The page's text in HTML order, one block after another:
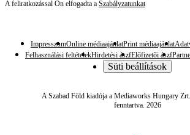
A feliratkozással Ön elfogadta a Szabályzatunkat
ImpresszumOnline médiaajánlatPrint médiaajánlat
Felhasználási feltételekHirdetési ászfElőfizetői ászf
Süti beállítások
A Szabad Föld kiadója a Mediaworks Hungary
fenntartva. 2026